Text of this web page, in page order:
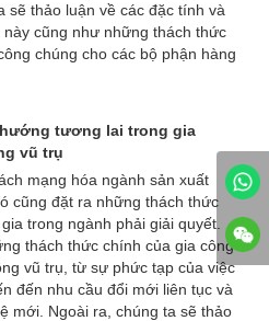
sẽ thảo luận về các đặc tính và
cũng như những thách thức
chúng cho các bộ phận hàng
tương lai trong gia
vũ trụ
mạng hóa ngành sản xuất
cũng đặt ra những thách thức
trong ngành phải giải quyết.
thách thức chính của gia công
vũ trụ, từ sự phức tạp của việc
đến nhu cầu đổi mới liên tục và
mới. Ngoài ra, chúng ta sẽ thảo